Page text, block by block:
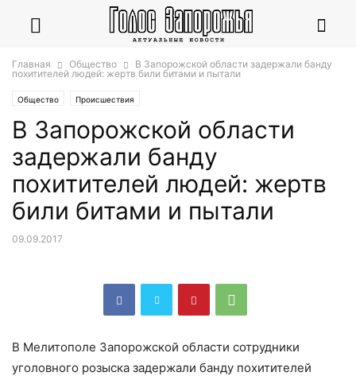
Главная Общество
В Запорожской области задержали банду
похитителей людей: жертв били битами и пытали
Общество Происшествия
В Запорожской области
задержали банду
похитителей людей: жертв
били битами и пытали
09.09.2017
В Мелитополе Запорожской области сотрудники
уголовного розыска задержали банду похитителей